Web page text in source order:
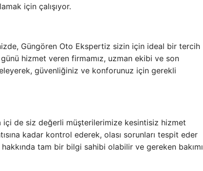
için çalışıyor.
Güngören Oto Ekspertiz sizin için ideal bir tercih
hizmet veren firmamız, uzman ekibi ve son
güvenliğiniz ve konforunuz için gerekli
de siz değerli müşterilerimize kesintisiz hizmet
kadar kontrol ederek, olası sorunları tespit eder
tam bir bilgi sahibi olabilir ve gereken bakımı